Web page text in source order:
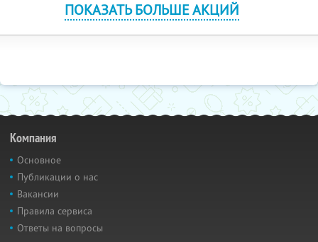
ПОКАЗАТЬ БОЛЬШЕ АКЦИЙ
Компания
Основное
Публикации о нас
Вакансии
Правила сервиса
Ответы на вопросы